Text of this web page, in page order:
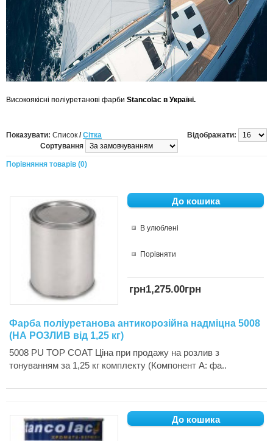
Високоякісні поліуретанові фарби Stancolac в Україні.
Показувати: Список / Сітка
Відображати:
Сортування
Порівняння товарів (0)
В улюблені
Порівняти
грн1,275.00грн
Фарба поліуретанова антикорозійна надміцна 5008
(НА РОЗЛИВ від 1,25 кг)
5008 PU TOP COAT Ціна при продажу на розлив з
тонуванням за 1,25 кг комплекту (Компонент А: фа..